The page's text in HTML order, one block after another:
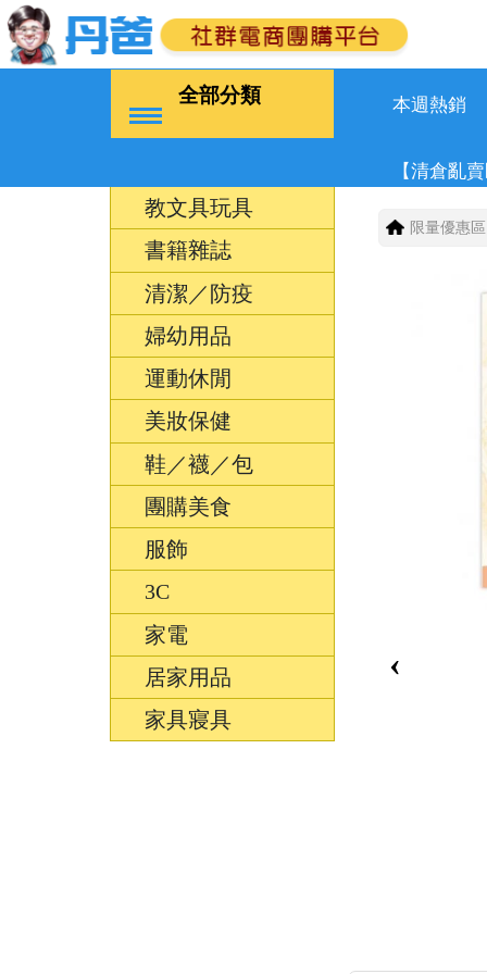
全部分類 本週熱銷
【清倉亂
教文具玩具
書籍雜誌
清潔／防疫
婦幼用品
運動休閒
美妝保健
鞋／襪／包
團購美食
服飾
3C
家電
居家用品
家具寢具
限量優惠區
‹